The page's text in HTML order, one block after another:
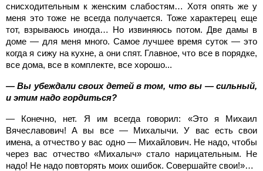
снисходительным к женским слабостям… Хотя опять же у
меня это тоже не всегда получается. Тоже характерец еще
тот, взрываюсь иногда… Но извиняюсь потом. Две дамы в
доме — для меня много. Самое лучшее время суток — это
когда я сижу на кухне, а они спят. Главное, что все в порядке,
все дома, все в комплекте, все хорошо...
— Вы убеждали своих детей в том, что вы — сильный,
и этим надо гордиться?
— Конечно, нет. Я им всегда говорил: «Это я Михаил
Вячеславович! А вы все — Михалычи. У вас есть свои
имена, а отчество у вас одно — Михайлович. Не надо, чтобы
через вас отчество «Михалыч» стало нарицательным. Не
надо! Не надо повторять моих ошибок. Совершайте свои!»…